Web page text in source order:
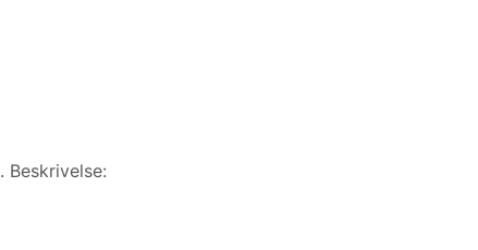
. Beskrivelse: